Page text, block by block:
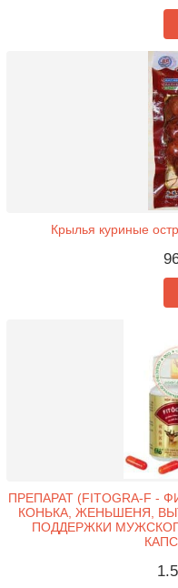
Крылья куриные
ПРЕПАРАТ (FITOGRA-F -
КОНЬКА, ЖЕНЬШЕНЯ,
ПОДДЕРЖКИ